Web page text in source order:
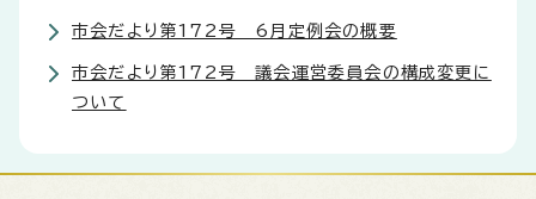
市会だより第172号 6月定例会の概要
市会だより第172号 議会運営委員会の構成変更に
ついて